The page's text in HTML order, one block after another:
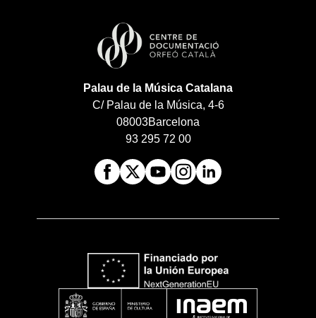
Palau de la Música Catalana
C/ Palau de la Música, 4-6
08003Barcelona
93 295 72 00